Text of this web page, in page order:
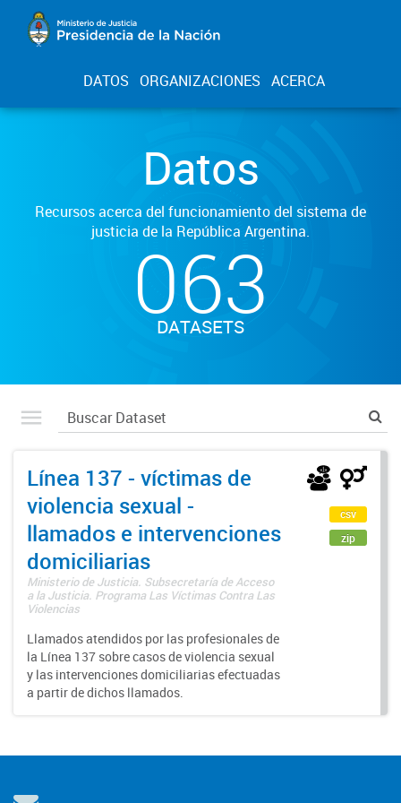
DATOS ORGANIZACIONES ACERCA
Datos
Recursos acerca del funcionamiento del sistema de
justicia de la República Argentina.
063
DATASETS
Línea 137 - víctimas de
violencia sexual -
llamados e intervenciones
domiciliarias
Ministerio de Justicia. Subsecretaría de Acceso
a la Justicia. Programa Las Víctimas Contra Las
Violencias
Llamados atendidos por las profesionales de
la Línea 137 sobre casos de violencia sexual
y las intervenciones domiciliarias efectuadas
a partir de dichos llamados.
csv
zip